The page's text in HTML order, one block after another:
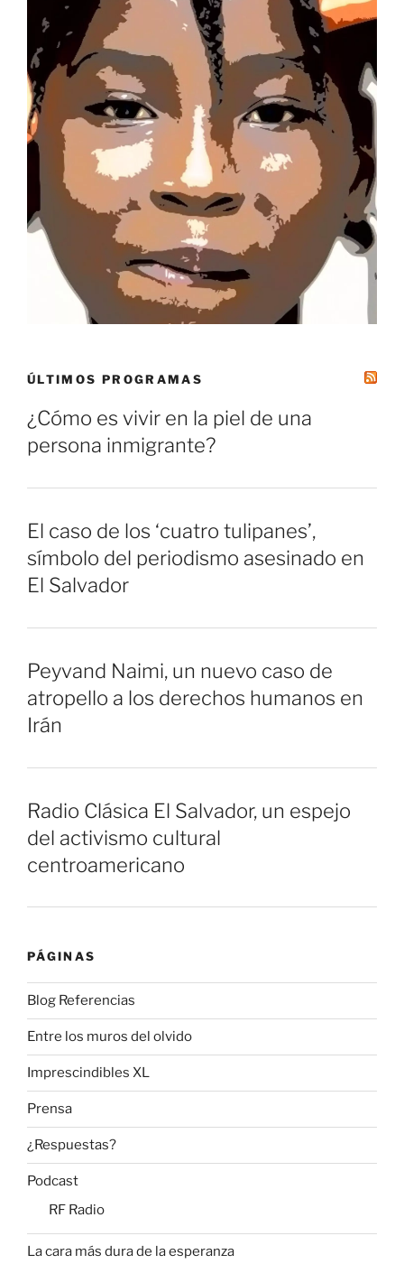
ÚLTIMOS PROGRAMAS
¿Cómo es vivir en la piel de una
persona inmigrante?
El caso de los ‘cuatro tulipanes’,
símbolo del periodismo asesinado en
El Salvador
Peyvand Naimi, un nuevo caso de
atropello a los derechos humanos en
Irán
Radio Clásica El Salvador, un espejo
del activismo cultural
centroamericano
PÁGINAS
Blog Referencias
Entre los muros del olvido
Imprescindibles XL
Prensa
¿Respuestas?
Podcast
RF Radio
La cara más dura de la esperanza